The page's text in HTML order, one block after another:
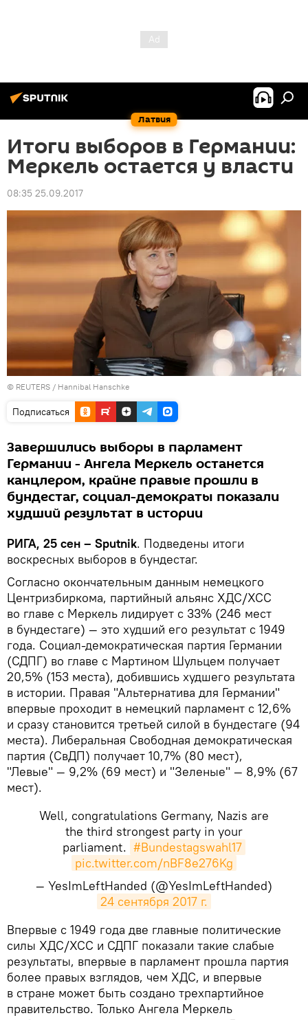
Латвия
Итоги выборов в Германии:
Меркель остается у власти
08:35 25.09.2017
© REUTERS / Hannibal Hanschke
Подписаться
Завершились выборы в парламент
Германии - Ангела Меркель останется
канцлером, крайне правые прошли в
бундестаг, социал-демократы показали
худший результат в истории
РИГА, 25 сен – Sputnik. Подведены итоги
воскресных выборов в бундестаг.
Согласно окончательным данным немецкого
Центризбиркома, партийный альянс ХДС/ХСС
во главе с Меркель лидирует с 33% (246 мест
в бундестаге) — это худший его результат с 1949
года. Социал-демократическая партия Германии
(СДПГ) во главе с Мартином Шульцем получает
20,5% (153 места), добившись худшего результата
в истории. Правая "Альтернатива для Германии"
впервые проходит в немецкий парламент с 12,6%
и сразу становится третьей силой в бундестаге (94
места). Либеральная Свободная демократическая
партия (СвДП) получает 10,7% (80 мест),
"Левые" — 9,2% (69 мест) и "Зеленые" — 8,9% (67
мест).
Well, congratulations Germany, Nazis are
the third strongest party in your
parliament. #Bundestagswahl17
pic.twitter.com/nBF8e276Kg
— YesImLeftHanded (@YesImLeftHanded)
24 сентября 2017 г.
​Впервые с 1949 года две главные политические
силы ХДС/ХСС и СДПГ показали такие слабые
результаты, впервые в парламент прошла партия
более правых взглядов, чем ХДС, и впервые
в стране может быть создано трехпартийное
правительство. Только Ангела Меркель